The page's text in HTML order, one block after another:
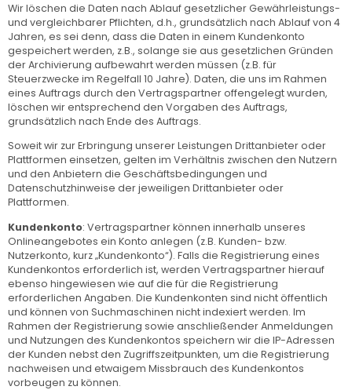
Wir löschen die Daten nach Ablauf gesetzlicher Gewährleistungs-
und vergleichbarer Pflichten, d.h., grundsätzlich nach Ablauf von 4
Jahren, es sei denn, dass die Daten in einem Kundenkonto
gespeichert werden, z.B., solange sie aus gesetzlichen Gründen
der Archivierung aufbewahrt werden müssen (z.B. für
Steuerzwecke im Regelfall 10 Jahre). Daten, die uns im Rahmen
eines Auftrags durch den Vertragspartner offengelegt wurden,
löschen wir entsprechend den Vorgaben des Auftrags,
grundsätzlich nach Ende des Auftrags.
Soweit wir zur Erbringung unserer Leistungen Drittanbieter oder
Plattformen einsetzen, gelten im Verhältnis zwischen den Nutzern
und den Anbietern die Geschäftsbedingungen und
Datenschutzhinweise der jeweiligen Drittanbieter oder
Plattformen.
Kundenkonto: Vertragspartner können innerhalb unseres
Onlineangebotes ein Konto anlegen (z.B. Kunden- bzw.
Nutzerkonto, kurz „Kundenkonto“). Falls die Registrierung eines
Kundenkontos erforderlich ist, werden Vertragspartner hierauf
ebenso hingewiesen wie auf die für die Registrierung
erforderlichen Angaben. Die Kundenkonten sind nicht öffentlich
und können von Suchmaschinen nicht indexiert werden. Im
Rahmen der Registrierung sowie anschließender Anmeldungen
und Nutzungen des Kundenkontos speichern wir die IP-Adressen
der Kunden nebst den Zugriffszeitpunkten, um die Registrierung
nachweisen und etwaigem Missbrauch des Kundenkontos
vorbeugen zu können.